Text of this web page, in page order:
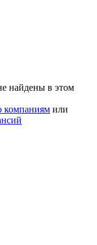
найдены в этом
компаниям или